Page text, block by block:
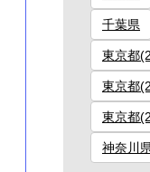
千葉県
東京都
東京都
東京都
神奈川